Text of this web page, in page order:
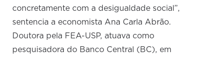
concretamente com a desigualdade social”,
sentencia a economista Ana Carla Abrão.
Doutora pela FEA-USP, atuava como
pesquisadora do Banco Central (BC), em